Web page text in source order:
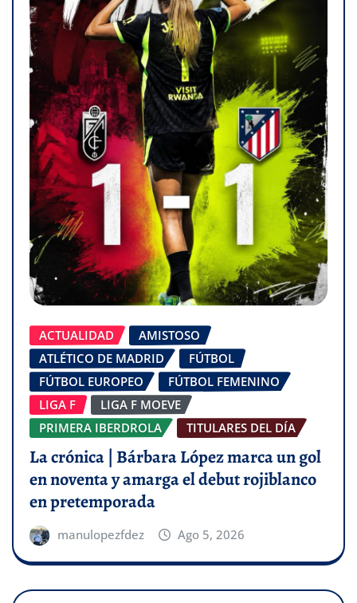
ACTUALIDAD
AMISTOSO
ATLÉTICO DE MADRID
FÚTBOL
FÚTBOL EUROPEO
FÚTBOL FEMENINO
LIGA F
LIGA F MOEVE
PRIMERA IBERDROLA
TITULARES DEL DÍA
La crónica | Bárbara López marca un gol
en noventa y amarga el debut rojiblanco
en pretemporada
manulopezfdez Ago 5, 2026